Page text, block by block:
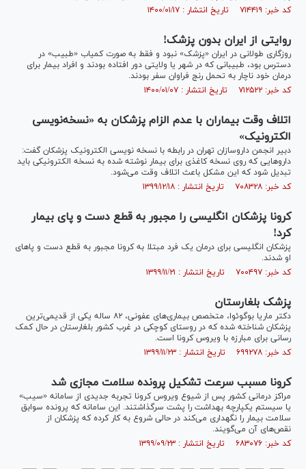
کد خبر: ۷۱۴۴۱۹ تاریخ انتشار : ۱۴۰۰/۰۱/۱۷
روایتی از ایران بدون پزشک!
روزگاری طولانی در ایران «پزشک» نبود و فقط به صورت کمیاب «طبیب» در
دسترس بود، طبیبانی که در شهر یا ولایتی دور افتاده بودند و افراد بیمار برای
درمان خود ناچار به تحمل رنج فراوان سفر بودند.
کد خبر: ۷۱۲۵۲۲ تاریخ انتشار : ۱۴۰۰/۰۱/۰۷
اتلاف وقت بیماران با عدم الزام پزشکان به «نسخه‌نویسی
الکترونیک»
دبیر انجمن داروسازان تهران در رابطه با نسخه نویسی الکترونیک پزشکان گفت:
دارو‌هایی که روی نسخه کاغذی برای بیمار نوشته شده به نسخه الکترونیکی باید
تبدیل شود که این مشکل باعث اتلاف وقت می‌شود.
کد خبر: ۷۰۸۳۲۸ تاریخ انتشار : ۱۳۹۹/۱۲/۱۸
کرونا پزشکان انگلیسی را مجبور به قطع دست و پای بیمار
کرد!
پزشکان انگلیسی برای درمان یک فرد مبتلا به کرونا مجبور به قطع دست و پا‌های
او شدند.
کد خبر: ۷۰۰۴۹۷ تاریخ انتشار : ۱۳۹۹/۱۱/۲۱
پزشک بلغارستان
دکتر ماریا بوگوئوا، متخصص بیماری‌های عفونی، ۸۲ ساله یکی از قدیمی‌ترین
پزشکان شناخته شده که در روستای کوچکی در غرب کشور بلغارستان در حال کمک
رسانی برای مبارزه با ویروس کرونا است.
کد خبر: ۶۹۹۲۷۸ تاریخ انتشار : ۱۳۹۹/۱۱/۲۳
کرونا مسبب سرعت تشکیل پرونده سلامت مجازی شد
مراکز درمانی کشور پس از شیوع ویروس کرونا تجربه جدیدی از سامانه «سیب»
یا سیستم یکپارچه بهداشت را پشت سرگذاشتند. این سامانه که پرونده سوابق
سلامت بیمار را نگهداری می‌کند در حالی شروع به کار کرده که پزشکان از
نقص‌های آن می‌گویند.
کد خبر: ۶۸۳۰۷۶ تاریخ انتشار : ۱۳۹۹/۰۹/۲۳